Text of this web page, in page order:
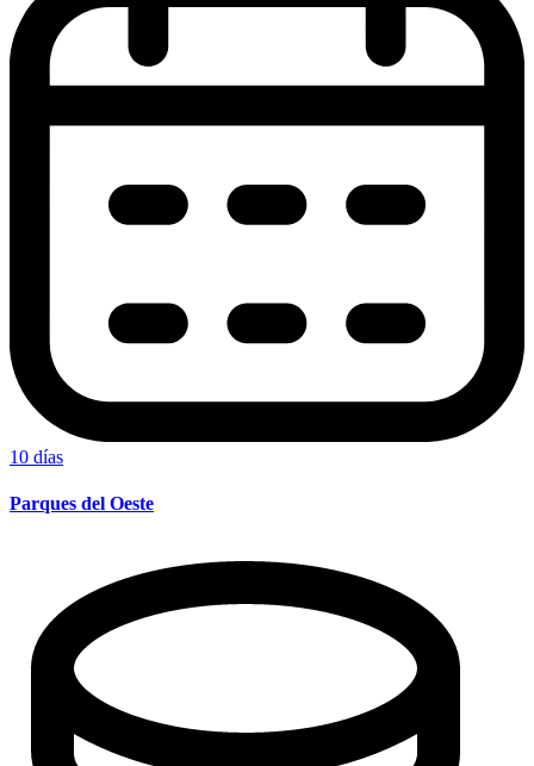
10 días
Parques del Oeste